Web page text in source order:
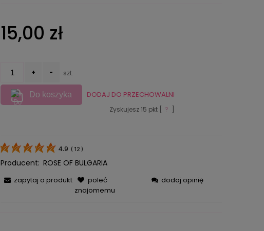
15,00 zł
+ - szt.
Do koszyka DODAJ DO PRZECHOWALNI
Zyskujesz 15 pkt [ ?
4.9 ( 12 )
Producent: ROSE OF BULGARIA
zapytaj o produkt
poleć
znajomemu
dodaj opinię